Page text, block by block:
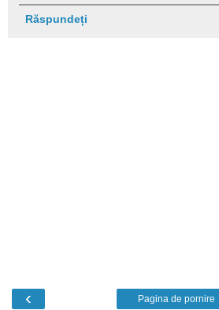
Răspundeți
‹ Pagina de pornire